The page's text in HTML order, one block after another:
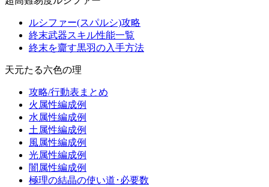
ルシファー(スパルシ)攻略
終末武器スキル性能一覧
終末を齎す黒羽の入手方法
天元たる六色の理
攻略/行動表まとめ
火属性編成例
水属性編成例
土属性編成例
風属性編成例
光属性編成例
闇属性編成例
極理の結晶の使い道･必要数